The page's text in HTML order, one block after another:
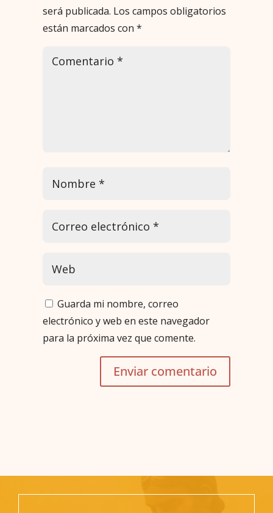
será publicada. Los campos obligatorios
están marcados con *
Guarda mi nombre, correo
electrónico y web en este navegador
para la próxima vez que comente.
Enviar comentario